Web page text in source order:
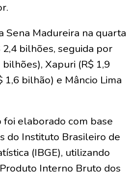
Sena Madureira na quarta
2,4 bilhões, seguida por
bilhões), Xapuri (R$ 1,9
1,6 bilhão) e Mâncio Lima
elaborado com base
do Instituto Brasileiro de
(IBGE), utilizando
Interno Bruto dos